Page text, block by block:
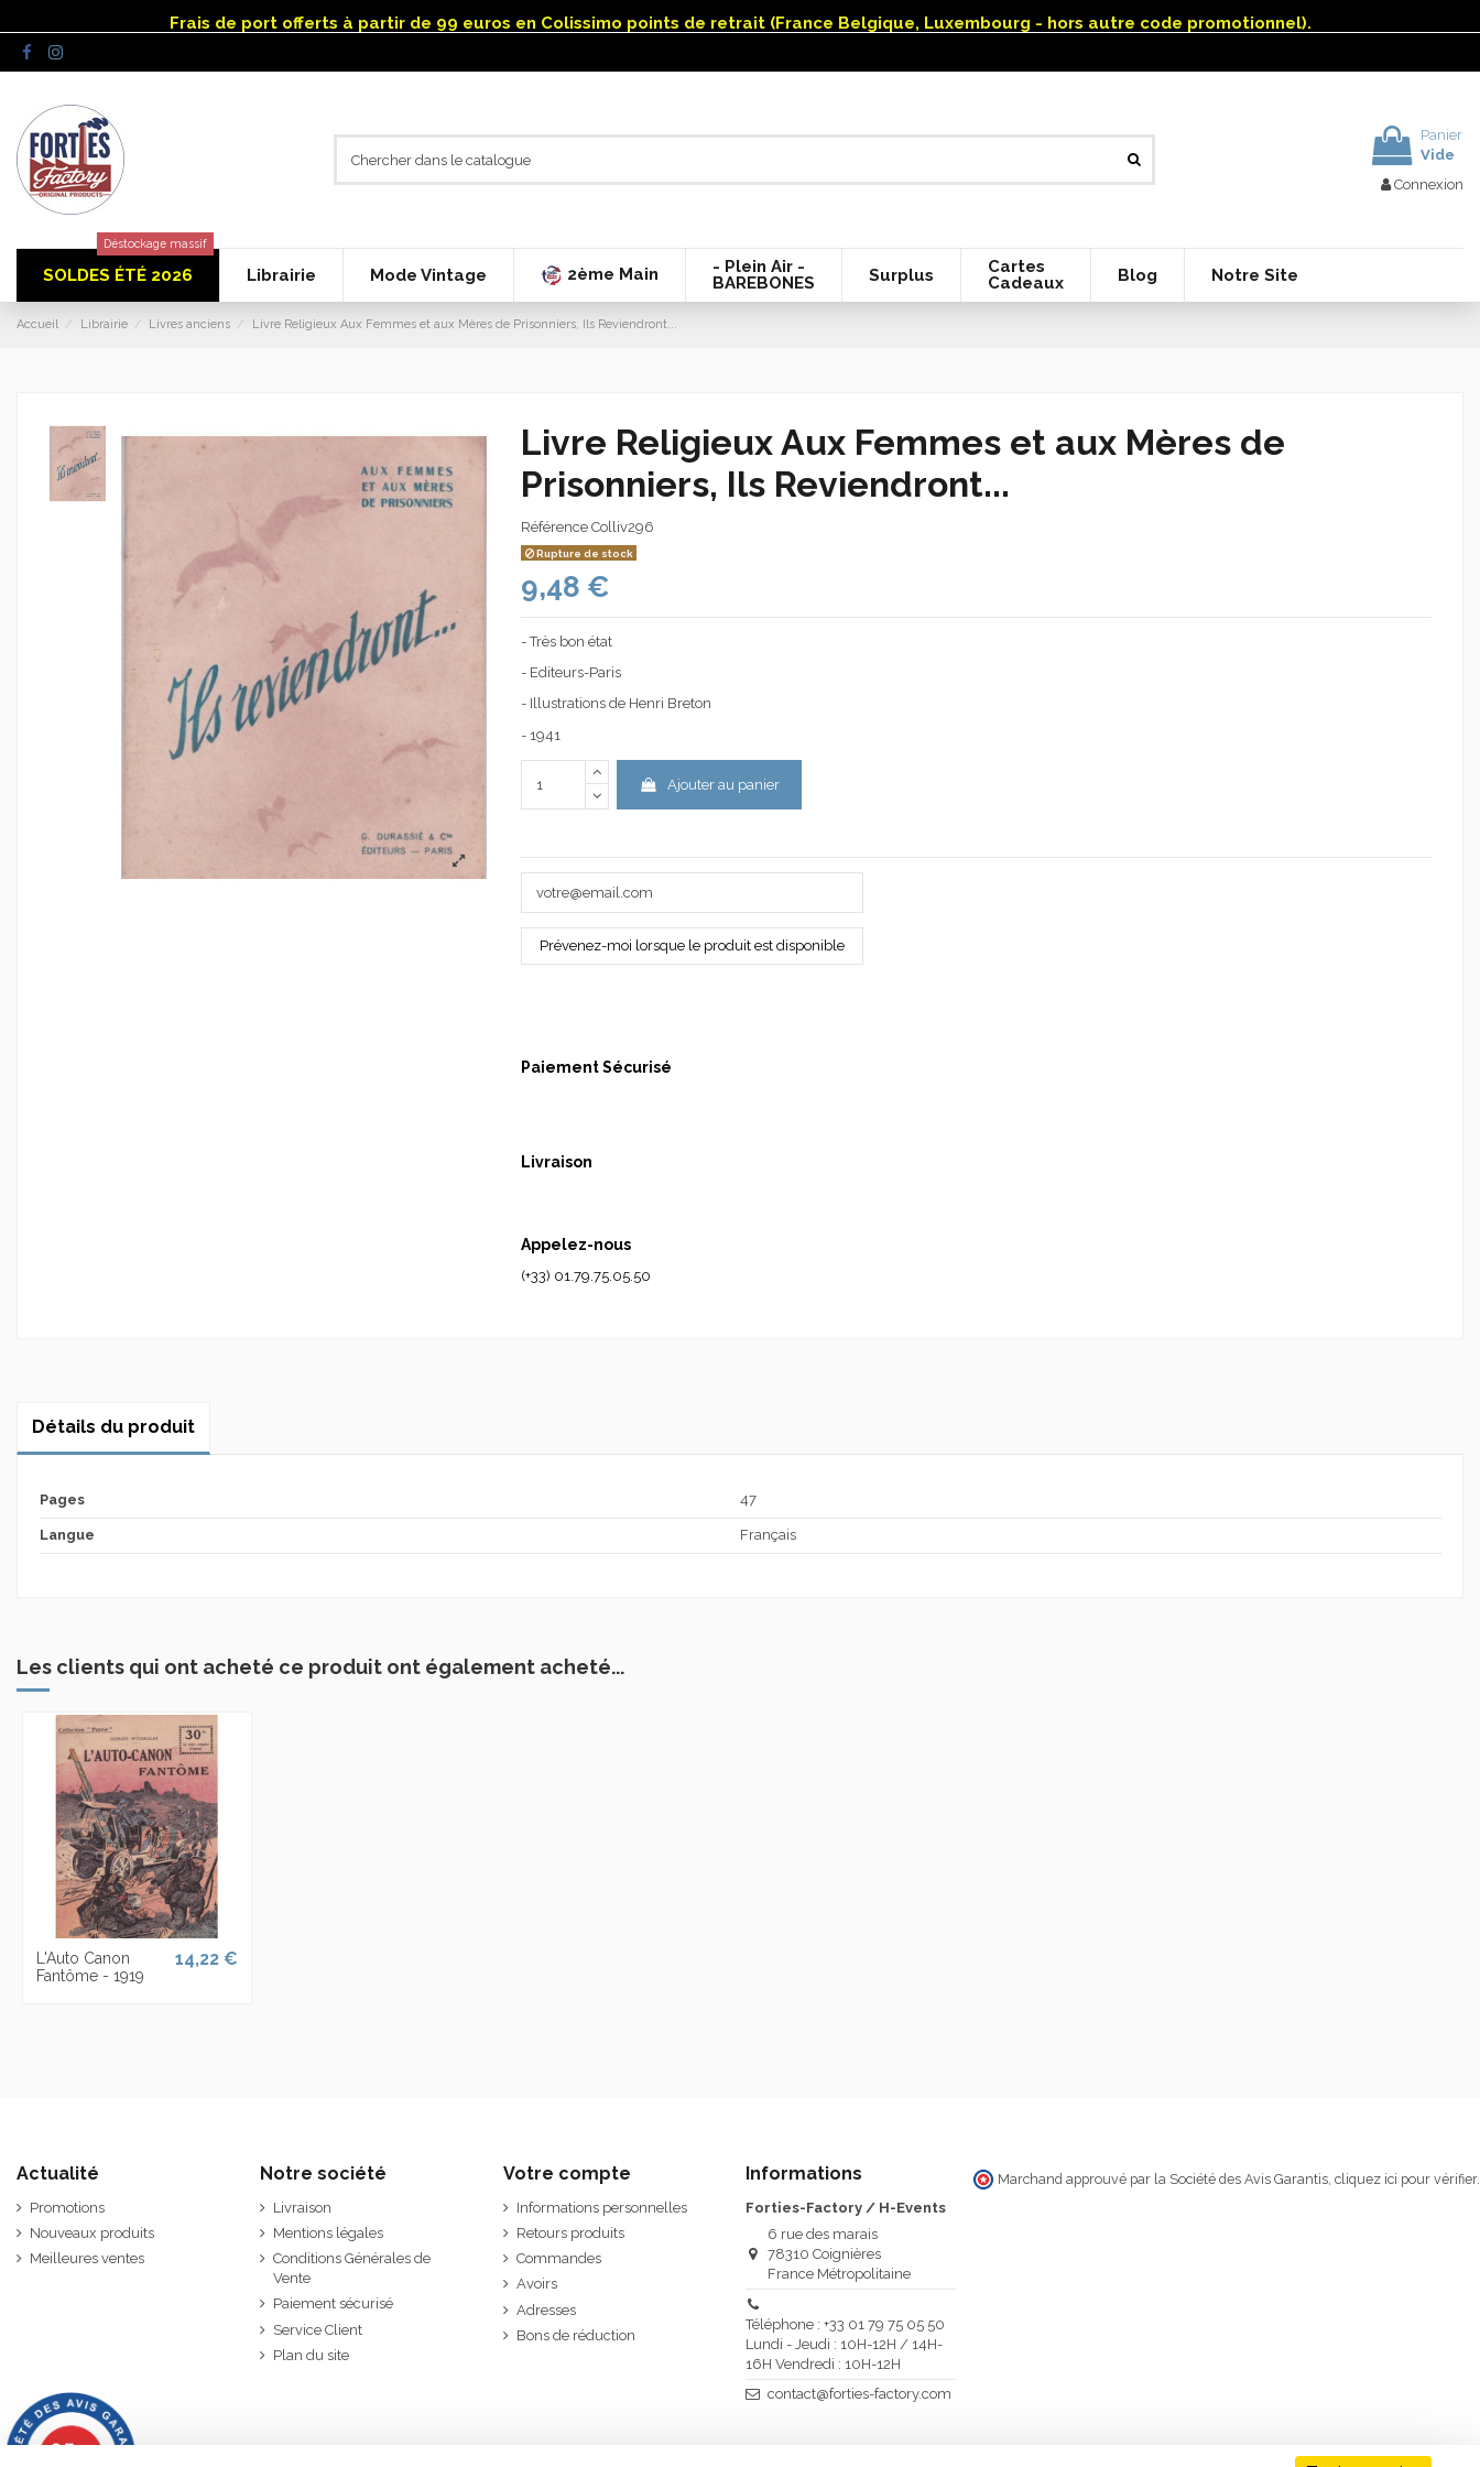
Frais de port offerts à partir de 99 euros en Colissimo points de retrait (France Belgique, Luxembourg - hors autre code promotionnel).
Panier
Vide
Connexion
SOLDES ÉTÉ 2026
Déstockage massif
Librairie Mode Vintage 2ème Main
- Plein Air -
BAREBONES
Surplus
Cartes
Cadeaux
Blog Notre Site
Accueil Librairie Livres anciens Livre Religieux Aux Femmes et aux Mères de Prisonniers, Ils Reviendront...
Livre Religieux Aux Femmes et aux Mères de
Prisonniers, Ils Reviendront...
Référence Colliv296
Rupture de stock
9,48 €
- Très bon état
- Editeurs-Paris
- Illustrations de Henri Breton
- 1941
Ajouter au panier
Paiement Sécurisé
Livraison
Appelez-nous
(+33) 01.79.75.05.50
Détails du produit
Pages 47
Langue Français
Les clients qui ont acheté ce produit ont également acheté...
L'Auto Canon
Fantôme - 1919
14,22 €
Actualité
Promotions
Nouveaux produits
Meilleures ventes
Notre société
Livraison
Mentions légales
Conditions Générales de
Vente
Paiement sécurisé
Service Client
Plan du site
Votre compte
Informations personnelles
Retours produits
Commandes
Avoirs
Adresses
Bons de réduction
Informations
Forties-Factory / H-Events
6 rue des marais
78310 Coignières
France Métropolitaine
Téléphone : +33 01 79 75 05 50
Lundi - Jeudi : 10H-12H / 14H-
16H Vendredi : 10H-12H
contact@forties-factory.com
Marchand approuvé par la Société des Avis Garantis, cliquez ici pour vérifier.
9.7